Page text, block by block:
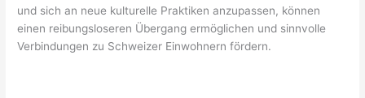
und sich an neue kulturelle Praktiken anzupassen, können
einen reibungsloseren Übergang ermöglichen und sinnvolle
Verbindungen zu Schweizer Einwohnern fördern.